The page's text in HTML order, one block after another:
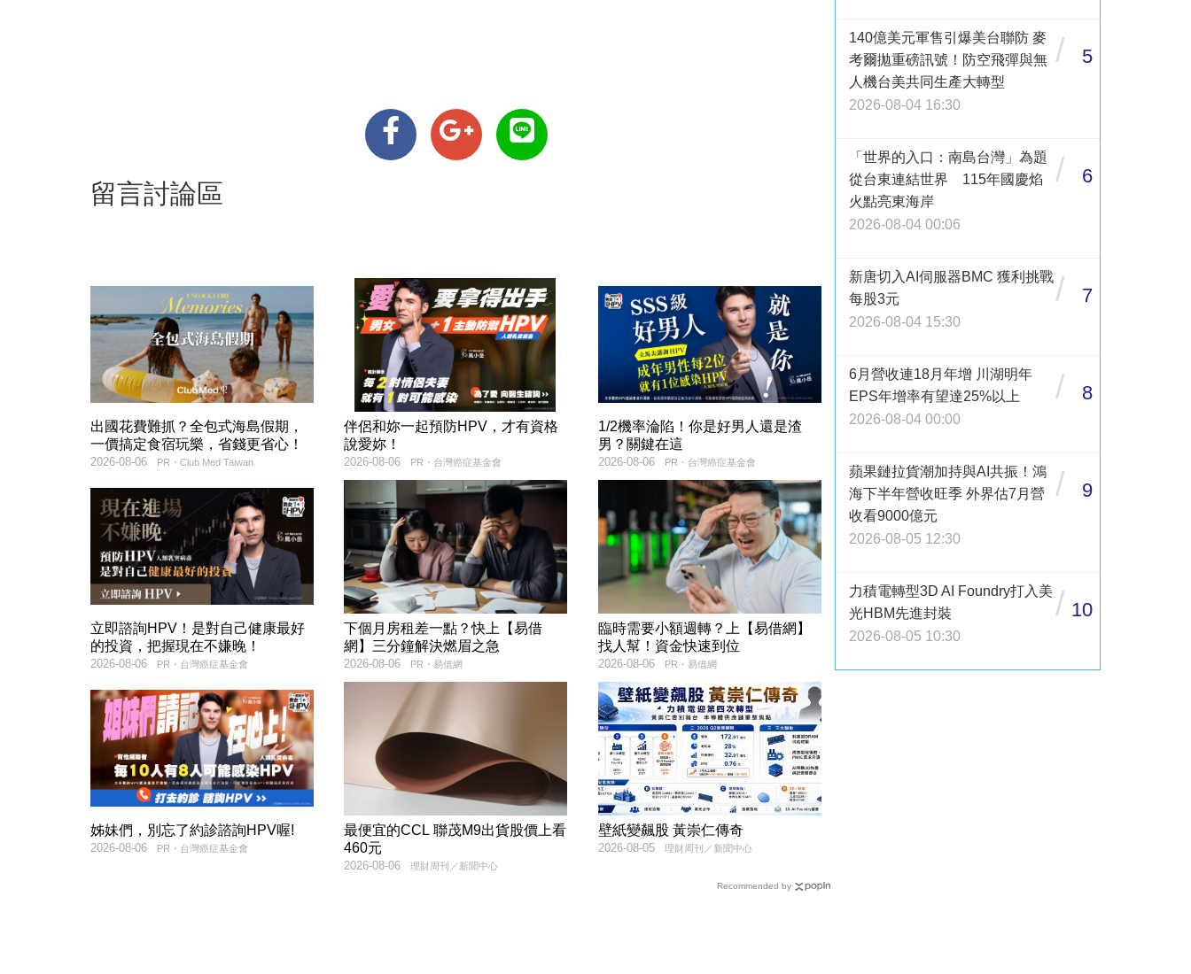
留言討論區
出國花費難抓？全包式海島假期，
一價搞定食宿玩樂，省錢更省心！
PR・Club Med Taiwan
2026-08-06
伴侶和妳一起預防HPV，才有資格
說愛妳！
PR・台灣癌症基金會
2026-08-06
1/2機率淪陷！你是好男人還是渣
男？關鍵在這
PR・台灣癌症基金會
2026-08-06
立即諮詢HPV！是對自己健康最好
的投資，把握現在不嫌晚！
PR・台灣癌症基金會
2026-08-06
下個月房租差一點？快上【易借
網】三分鐘解決燃眉之急
PR・易借網
2026-08-06
臨時需要小額週轉？上【易借網】
找人幫！資金快速到位
PR・易借網
2026-08-06
姊妹們，別忘了約診諮詢HPV喔!
PR・台灣癌症基金會
2026-08-06
最便宜的CCL 聯茂M9出貨股價上看
460元
理財周刊／新聞中心
2026-08-06
壁紙變飆股 黃崇仁傳奇
理財周刊／新聞中心
2026-08-05
Recommended by
140億美元軍售引爆美台聯防 麥
考爾拋重磅訊號！防空飛彈與無
人機台美共同生產大轉型
2026-08-04 16:30
/ 5
「世界的入口：南島台灣」為題
從台東連結世界 115年國慶焰
火點亮東海岸
2026-08-04 00:06
/ 6
新唐切入AI伺服器BMC 獲利挑戰
每股3元
2026-08-04 15:30
/ 7
6月營收連18月年增 川湖明年
EPS年增率有望達25%以上
2026-08-04 00:00
/ 8
蘋果鏈拉貨潮加持與AI共振！鴻
海下半年營收旺季 外界估7月營
收看9000億元
2026-08-05 12:30
/ 9
力積電轉型3D AI Foundry打入美
光HBM先進封裝
2026-08-05 10:30
/ 10